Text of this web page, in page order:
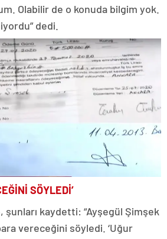
Olabilir de o konuda bilgim yok.
dedi.
SÖYLEDİ’
kaydetti: “Ayşegül Şimşek
vereceğini söyledi. ‘Uğur